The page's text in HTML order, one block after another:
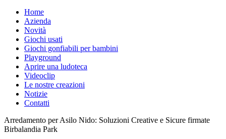
Home
Azienda
Novità
Giochi usati
Giochi gonfiabili per bambini
Playground
Aprire una ludoteca
Videoclip
Le nostre creazioni
Notizie
Contatti
Arredamento per Asilo Nido: Soluzioni Creative e Sicure firmate
Birbalandia Park